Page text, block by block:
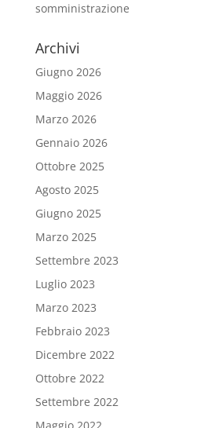
somministrazione
Archivi
Giugno 2026
Maggio 2026
Marzo 2026
Gennaio 2026
Ottobre 2025
Agosto 2025
Giugno 2025
Marzo 2025
Settembre 2023
Luglio 2023
Marzo 2023
Febbraio 2023
Dicembre 2022
Ottobre 2022
Settembre 2022